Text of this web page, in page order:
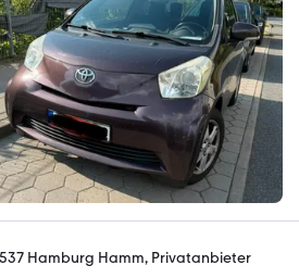
Hamburg Hamm, Privatanbieter